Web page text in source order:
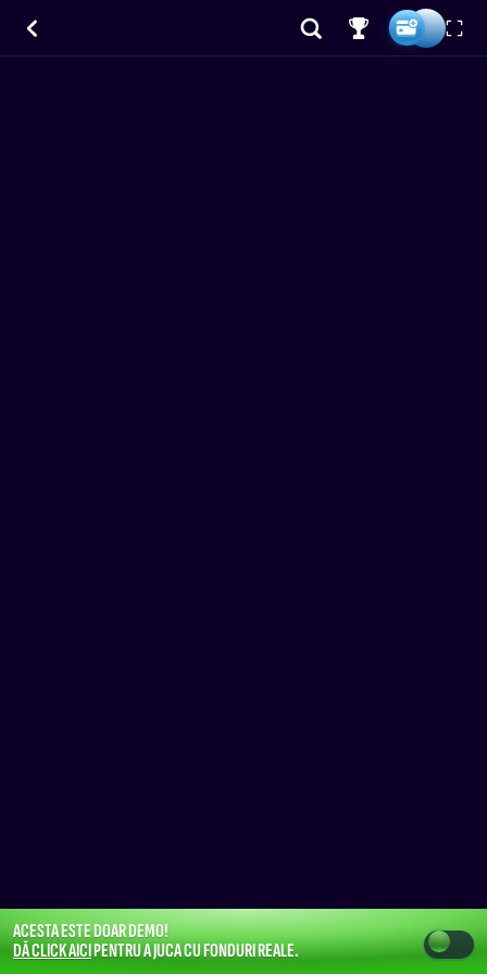
ACESTA ESTE DOAR DEMO!
DĂ CLICK AICIPENTRU A JUCA CU FONDURI REALE.